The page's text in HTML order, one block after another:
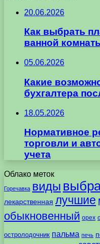
20.06.2026
Как выбрать
ванной
05.06.2026
Какие
бухгалтера
18.05.2026
Нормативное
торговли и
учета
Облако меток
Горечавка виды
лекарственная лучшие
обыкновенный орех
остролодочник пальма печь